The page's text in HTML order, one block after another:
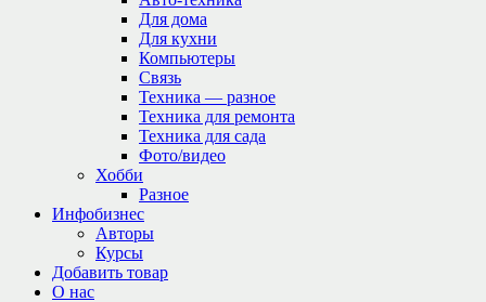
Для дома
Для кухни
Компьютеры
Связь
Техника — разное
Техника для ремонта
Техника для сада
Фото/видео
Хобби
Разное
Инфобизнес
Авторы
Курсы
Добавить товар
О нас